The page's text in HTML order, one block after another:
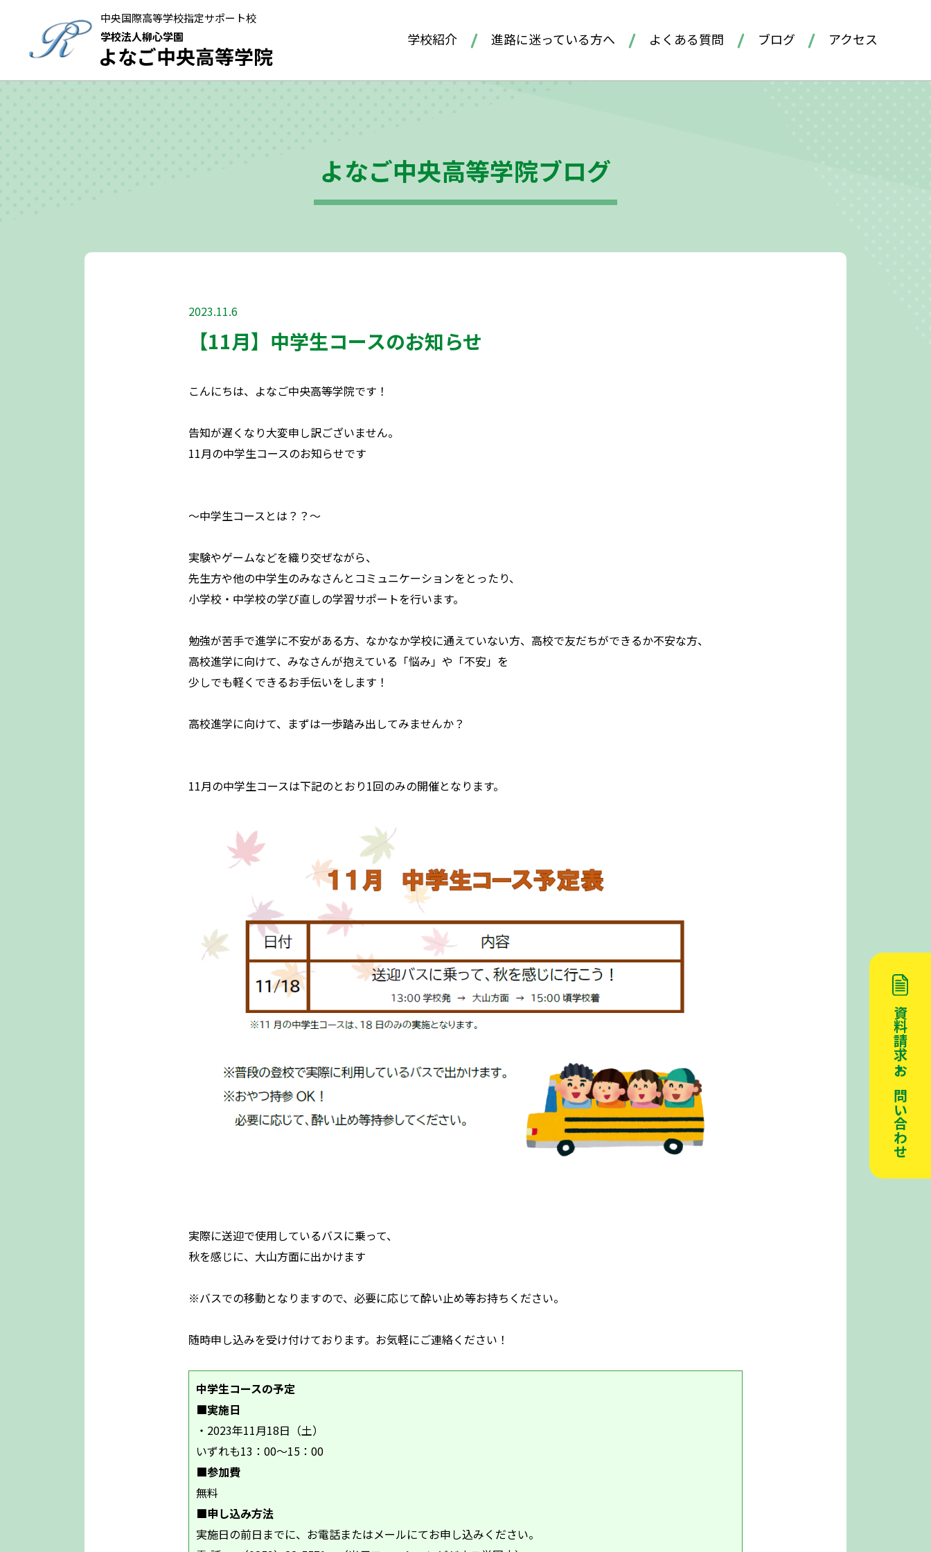
中央国際高等学校指定サポート校
学校法人柳心学園
よなご中央高等学院
学校紹介 進路に迷っている方へ よくある質問 ブログ アクセス
資料請求・お問い合わせ
よなご中央高等学院ブログ
2023.11.6
【11月】中学生コースのお知らせ
こんにちは、よなご中央高等学院です！
告知が遅くなり大変申し訳ございません。
11月の中学生コースのお知らせです
～中学生コースとは？？～
実験やゲームなどを織り交ぜながら、
先生方や他の中学生のみなさんとコミュニケーションをとったり、
小学校・中学校の学び直しの学習サポートを行います。
勉強が苦手で進学に不安がある方、なかなか学校に通えていない方、高校で友だちができるか不安な方、
高校進学に向けて、みなさんが抱えている「悩み」や「不安」を
少しでも軽くできるお手伝いをします！
高校進学に向けて、まずは一歩踏み出してみませんか？
11月の中学生コースは下記のとおり1回のみの開催となります。
実際に送迎で使用しているバスに乗って、
秋を感じに、大山方面に出かけます
※バスでの移動となりますので、必要に応じて酔い止め等お持ちください。
随時申し込みを受け付けております。お気軽にご連絡ください！
中学生コースの予定
■実施日
・2023年11月18日（土）
いずれも13：00～15：00
■参加費
無料
■申し込み方法
実施日の前日までに、お電話またはメールにてお申し込みください。